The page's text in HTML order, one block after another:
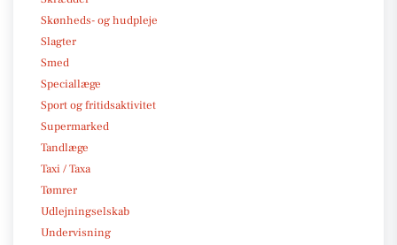
Skønheds- og hudpleje
Slagter
Smed
Speciallæge
Sport og fritidsaktivitet
Supermarked
Tandlæge
Taxi / Taxa
Tømrer
Udlejningselskab
Undervisning